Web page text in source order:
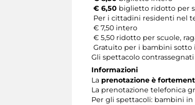
€ 6,50 biglietto ridotto per
Per i cittadini residenti nel
€ 7,50 intero
€ 5,50 ridotto per scuole,
Gratuito per i bambini sotto
Gli spettacolo
Informazioni
La prenotazione è
La prenotazione telefonica
Per gli spettacoli: bambini in